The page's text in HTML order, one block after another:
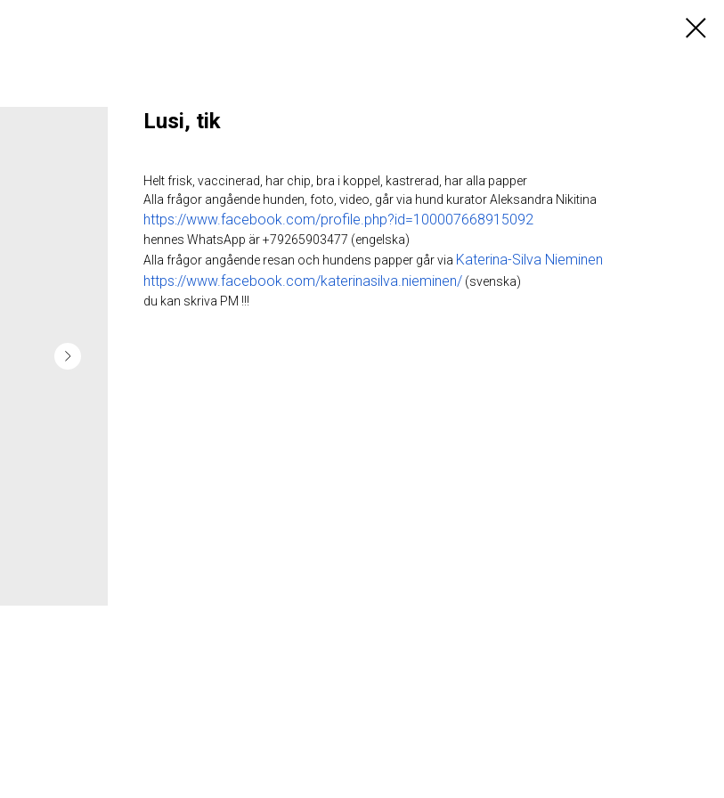
Lusi, tik
Helt frisk, vaccinerad, har chip, bra i koppel, kastrerad, har alla papper
Alla frågor angående hunden, foto, video, går via hund kurator Aleksandra Nikitina
https://www.facebook.com/profile.php?id=100007668915092
hennes WhatsApp är +79265903477 (engelska)
Alla frågor angående resan och hundens papper går via Katerina-Silva Nieminen
https://www.facebook.com/katerinasilva.nieminen/ (svenska)
du kan skriva PM !!!